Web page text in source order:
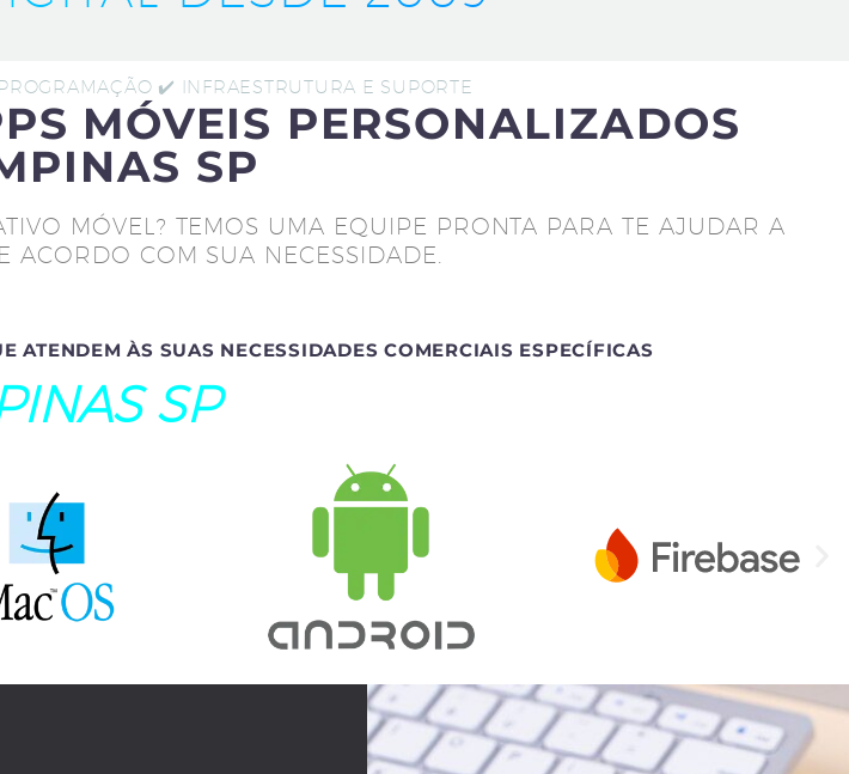
✔️ INFRAESTRUTURA E SUPORTE
MÓVEIS PERSONALIZADOS
SP
MÓVEL? TEMOS UMA EQUIPE PRONTA PARA TE AJUDAR A
ACORDO COM SUA NECESSIDADE.
ATENDEM ÀS SUAS NECESSIDADES COMERCIAIS ESPECÍFICAS
SP